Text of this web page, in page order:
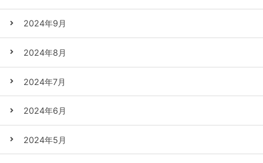
2024年9月
2024年8月
2024年7月
2024年6月
2024年5月